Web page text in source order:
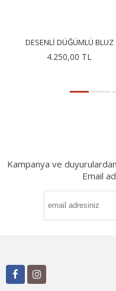
DESENLI DÜĞÜMLÜ BLUZ
4.250,00 TL
Kampanya ve
Email